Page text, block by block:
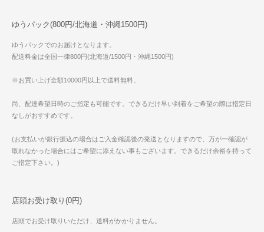
ゆうパック(800円/北海道・沖縄1500円)
ゆうパックでのお届けとなります。
配送料金は全国一律800円(北海道/1500円・沖縄1500円)
※お買い上げ金額10000円以上で送料無料。
尚、配達希望日時のご指定も可能です。できるだけ早い到着をご希望の際は指定日
なしがおすすめです。
(お支払いが銀行振込の場合はご入金確認後の発送となりますので、万が一確認が
取れなかった場合にはご希望に添えない事もございます。できるだけ余裕を持って
ご指定下さい。)
店頭お受け取り(0円)
店頭でお受け取りいただけ、送料がかかりません。